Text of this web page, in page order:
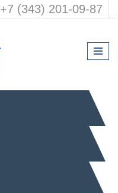
+7 (343) 201-09-87